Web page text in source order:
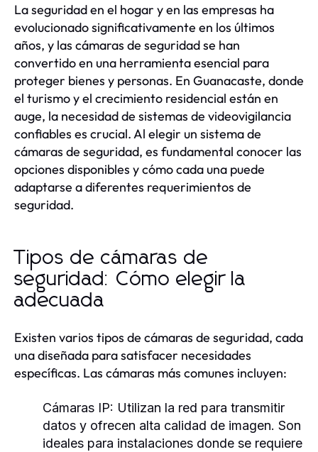
La seguridad en el hogar y en las empresas ha
evolucionado significativamente en los últimos
años, y las cámaras de seguridad se han
convertido en una herramienta esencial para
proteger bienes y personas. En Guanacaste, donde
el turismo y el crecimiento residencial están en
auge, la necesidad de sistemas de videovigilancia
confiables es crucial. Al elegir un sistema de
cámaras de seguridad, es fundamental conocer las
opciones disponibles y cómo cada una puede
adaptarse a diferentes requerimientos de
seguridad.
Tipos de cámaras de
seguridad: Cómo elegir la
adecuada
Existen varios tipos de cámaras de seguridad, cada
una diseñada para satisfacer necesidades
específicas. Las cámaras más comunes incluyen:
Cámaras IP: Utilizan la red para transmitir
datos y ofrecen alta calidad de imagen. Son
ideales para instalaciones donde se requiere